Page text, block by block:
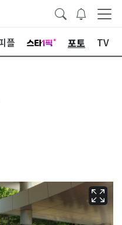
플 포토 TV